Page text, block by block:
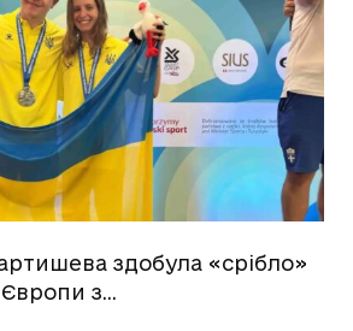
здобула «срібло»
Європи з…